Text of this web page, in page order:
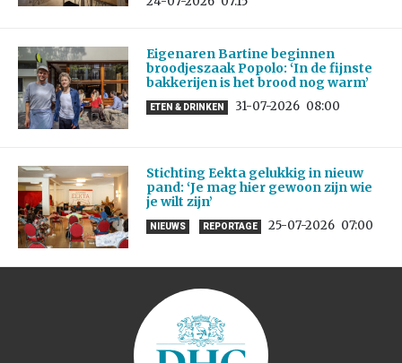
Eigenaren Bartine beginnen
broodjeszaak Popolo: ‘In de fijnste
bakkerijen is het brood nog warm’
ETEN & DRINKEN 31-07-2026 08:00
Stichting Eekta gelukkig in nieuw
pand: ‘Je mag hier gewoon zijn wie
je wilt zijn’
NIEUWS REPORTAGE 25-07-2026 07:00